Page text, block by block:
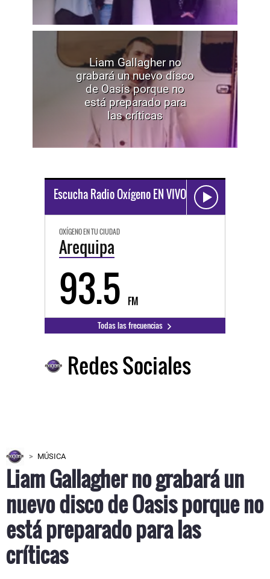
Liam Gallagher no
grabará un nuevo disco
de Oasis porque no
está preparado para
las críticas
Escucha Radio Oxígeno EN VIVO
OXÍGENO EN TU CIUDAD
Arequipa
93.5 FM
Todas las frecuencias
Redes Sociales
MÚSICA
Liam Gallagher no grabará un
nuevo disco de Oasis porque no
está preparado para las
críticas